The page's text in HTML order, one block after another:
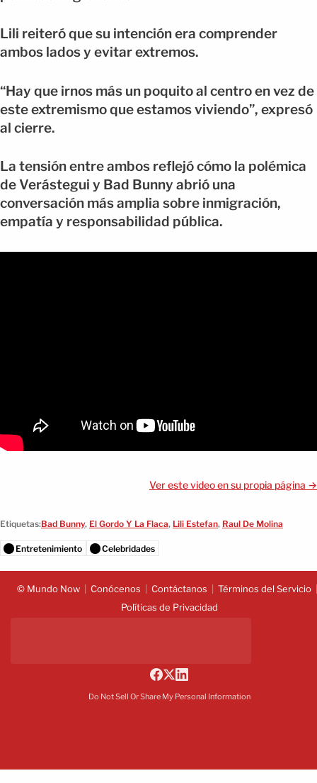
Lili reiteró que su intención era comprender
ambos lados y evitar extremos.
“Hay que irnos más un poquito al centro en vez de
este extremismo que estamos viviendo”, expresó
al cierre.
La tensión entre ambos reflejó cómo la polémica
de Verástegui y Bad Bunny abrió una
conversación más amplia sobre inmigración,
empatía y responsabilidad pública.
Ver este video en su propia página →
Etiquetas:Bad Bunny, El Gordo Y La Flaca, Lili Estefan, Raul De Molina
Entretenimiento Celebridades
© Mundo Now Conócenos Contáctanos
Términos del Servicio
Políticas de Privacidad
Do Not Sell Or Share My Personal Information